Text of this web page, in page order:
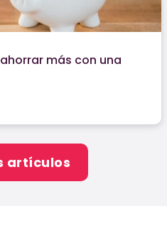
más con una
artículos